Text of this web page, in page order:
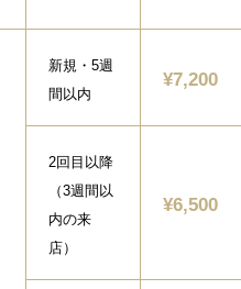
新規・5週
間以内
¥7,200
2回目以降
（3週間以
内の来
店）
¥6,500